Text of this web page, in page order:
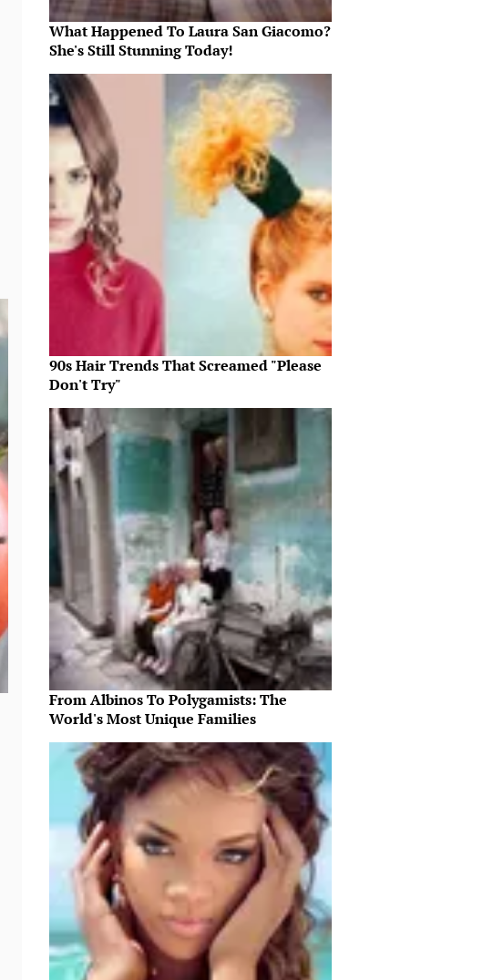
What Happened To Laura San Giacomo?
She's Still Stunning Today!
90s Hair Trends That Screamed "Please
Don't Try"
From Albinos To Polygamists: The
World's Most Unique Families